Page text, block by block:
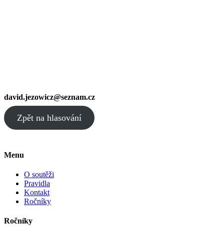
david.jezowicz@seznam.cz
Zpět na hlasování
Menu
O soutěži
Pravidla
Kontakt
Ročníky
Ročníky